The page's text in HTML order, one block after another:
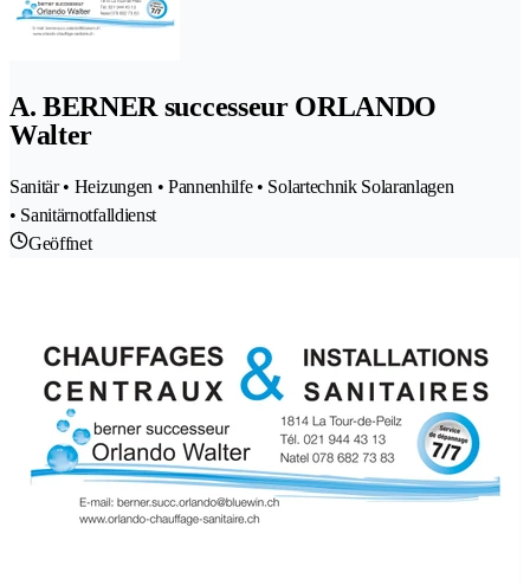
A. BERNER successeur ORLANDO
Walter
Sanitär • Heizungen • Pannenhilfe • Solartechnik Solaranlagen
• Sanitärnotfalldienst
Geöffnet